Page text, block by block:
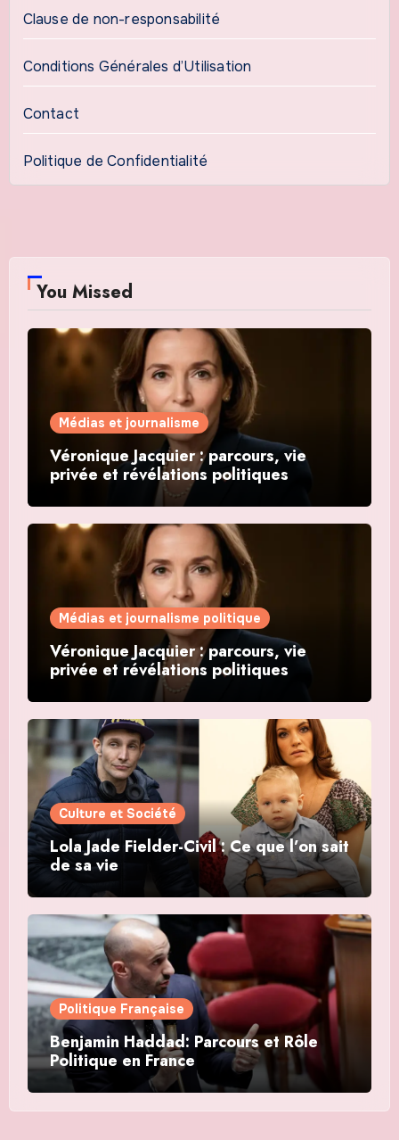
Clause de non-responsabilité
Conditions Générales d’Utilisation
Contact
Politique de Confidentialité
You Missed
Médias et journalisme
Véronique Jacquier : parcours, vie
privée et révélations politiques
Médias et journalisme politique
Véronique Jacquier : parcours, vie
privée et révélations politiques
Culture et Société
Lola Jade Fielder-Civil : Ce que l’on sait
de sa vie
Politique Française
Benjamin Haddad: Parcours et Rôle
Politique en France